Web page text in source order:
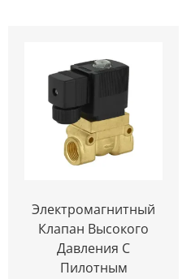
Электромагнитный
Клапан Высокого
Давления С
Пилотным